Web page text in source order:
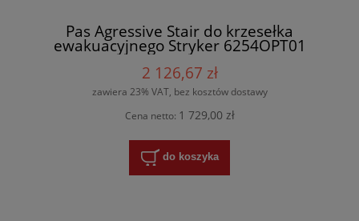
Pas Agressive Stair do krzesełka
ewakuacyjnego Stryker 6254OPT01
2 126,67 zł
zawiera 23% VAT, bez kosztów dostawy
Cena netto: 1 729,00 zł
do koszyka